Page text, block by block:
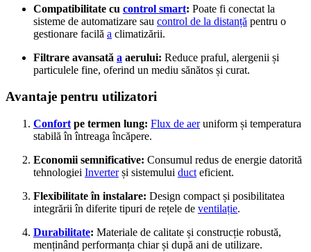
Compatibilitate cu control smart: Poate fi conectat la
sisteme de automatizare sau control de la distanță pentru o
gestionare facilă a climatizării.
Filtrare avansată a aerului: Reduce praful, alergenii și
particulele fine, oferind un mediu sănătos și curat.
Avantaje pentru utilizatori
Confort pe termen lung: Flux de aeruniform și temperatura
stabilă în întreaga încăpere.
Economii semnificative: Consumul redus de energie datorită
tehnologiei Inverterși sistemului duct eficient.
Flexibilitate în instalare: Design compact și posibilitatea
integrării în diferite tipuri de rețele de ventilație.
Durabilitate: Materiale de calitate și construcție robustă,
menținând performanța chiar și după ani de utilizare.